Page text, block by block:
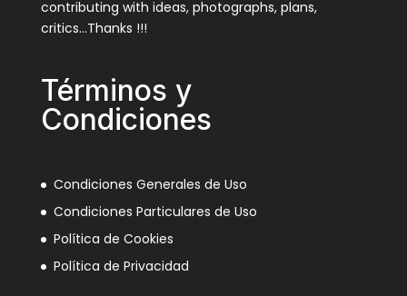
contributing with ideas, photographs, plans,
critics…Thanks !!!
Términos y
Condiciones
Condiciones Generales de Uso
Condiciones Particulares de Uso
Política de Cookies
Política de Privacidad